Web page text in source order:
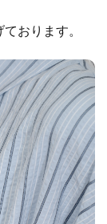
おります。